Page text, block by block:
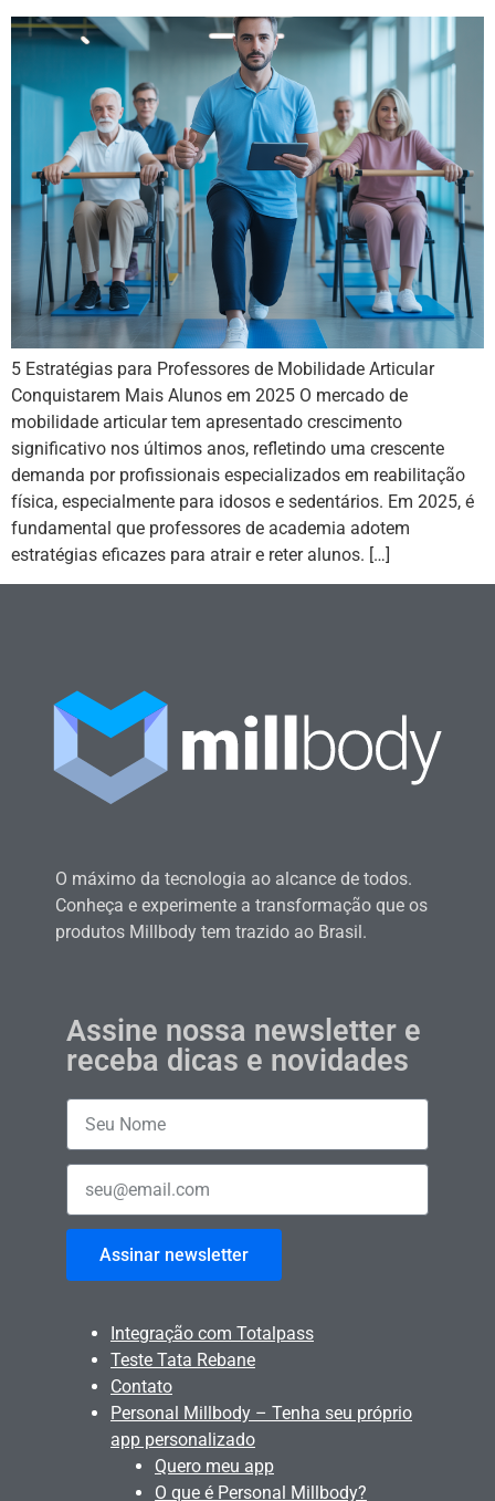
5 Estratégias para Professores de Mobilidade Articular
Conquistarem Mais Alunos em 2025 O mercado de
mobilidade articular tem apresentado crescimento
significativo nos últimos anos, refletindo uma crescente
demanda por profissionais especializados em reabilitação
física, especialmente para idosos e sedentários. Em 2025, é
fundamental que professores de academia adotem
estratégias eficazes para atrair e reter alunos. […]
O máximo da tecnologia ao alcance de todos.
Conheça e experimente a transformação que os
produtos Millbody tem trazido ao Brasil.
Assine nossa newsletter e
receba dicas e novidades
Assinar newsletter
Integração com Totalpass
Teste Tata Rebane
Contato
Personal Millbody – Tenha seu próprio
app personalizado
Quero meu app
O que é Personal Millbody?